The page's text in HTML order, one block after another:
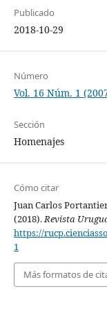
Publicado
2018-10-29
Número
Vol. 16 Núm. 1
Sección
Homenajes
Cómo citar
Juan Carlos
(2018).Revista
https://
1
Más formatos de